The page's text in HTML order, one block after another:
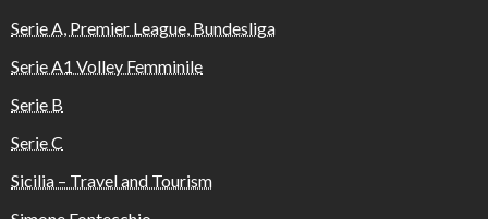
Serie A, Premier League, Bundesliga
Serie A1 Volley Femminile
Serie B
Serie C
Sicilia – Travel and Tourism